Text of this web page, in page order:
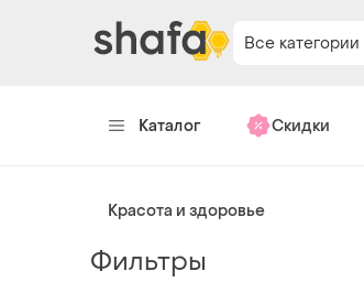
Все категории
Каталог Скидки
Красота и здоровье
Фильтры